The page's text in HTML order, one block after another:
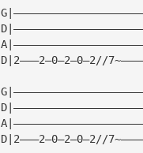
D|2———2—0—2—0—2//
D|2———2—0—2—0—2//